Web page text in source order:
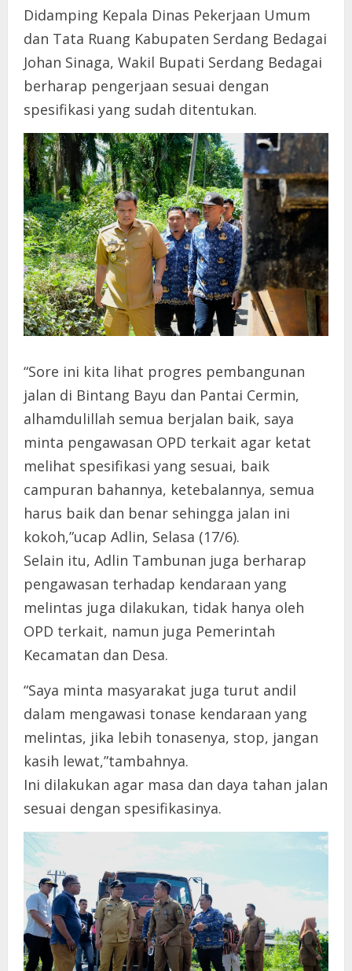
Didamping Kepala Dinas Pekerjaan Umum
dan Tata Ruang Kabupaten Serdang Bedagai
Johan Sinaga, Wakil Bupati Serdang Bedagai
berharap pengerjaan sesuai dengan
spesifikasi yang sudah ditentukan.
“Sore ini kita lihat progres pembangunan
jalan di Bintang Bayu dan Pantai Cermin,
alhamdulillah semua berjalan baik, saya
minta pengawasan OPD terkait agar ketat
melihat spesifikasi yang sesuai, baik
campuran bahannya, ketebalannya, semua
harus baik dan benar sehingga jalan ini
kokoh,”ucap Adlin, Selasa (17/6).
Selain itu, Adlin Tambunan juga berharap
pengawasan terhadap kendaraan yang
melintas juga dilakukan, tidak hanya oleh
OPD terkait, namun juga Pemerintah
Kecamatan dan Desa.
“Saya minta masyarakat juga turut andil
dalam mengawasi tonase kendaraan yang
melintas, jika lebih tonasenya, stop, jangan
kasih lewat,”tambahnya.
Ini dilakukan agar masa dan daya tahan jalan
sesuai dengan spesifikasinya.